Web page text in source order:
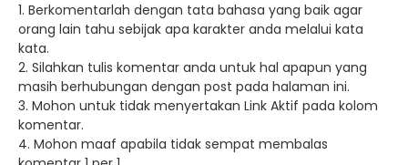
1. Berkomentarlah dengan tata bahasa yang baik agar
orang lain tahu sebijak apa karakter anda melalui kata
kata.
2. Silahkan tulis komentar anda untuk hal apapun yang
masih berhubungan dengan post pada halaman ini.
3. Mohon untuk tidak menyertakan Link Aktif pada kolom
komentar.
4. Mohon maaf apabila tidak sempat membalas